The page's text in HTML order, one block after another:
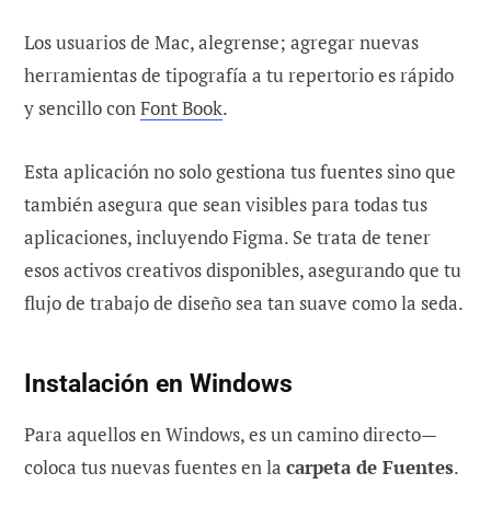
Los usuarios de Mac, alegrense; agregar nuevas
herramientas de tipografía a tu repertorio es rápido
y sencillo conFont Book.
Esta aplicación no solo gestiona tus fuentes sino que
también asegura que sean visibles para todas tus
aplicaciones, incluyendo Figma. Se trata de tener
esos activos creativos disponibles, asegurando que tu
flujo de trabajo de diseño sea tan suave como la seda.
Instalación en Windows
Para aquellos en Windows, es un camino directo—
coloca tus nuevas fuentes en la carpeta de Fuentes.